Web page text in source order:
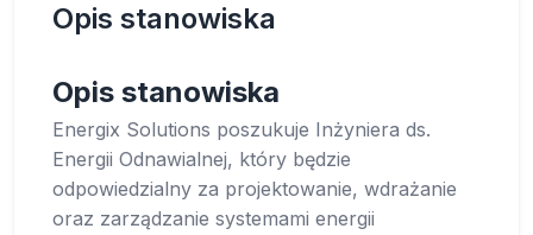
Opis stanowiska
Opis stanowiska
Energix Solutions poszukuje Inżyniera ds.
Energii Odnawialnej, który będzie
odpowiedzialny za projektowanie, wdrażanie
oraz zarządzanie systemami energii